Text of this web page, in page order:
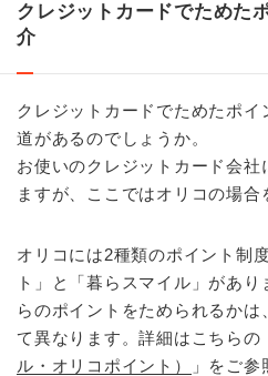
クレジットカードでためた
介
クレジットカードでためたポ
道があるのでしょうか。
お使いのクレジットカード会社
ますが、ここではオリコの場合
オリコには2種類のポイント制
ト」と「暮らスマイル」があ
らのポイントをためられるか
て異なります。詳細はこちらの
ル・オリコポイント）
」をご参